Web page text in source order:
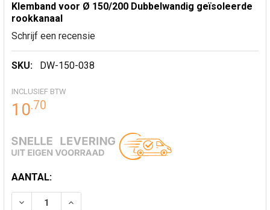
Klemband voor Ø 150/200 Dubbelwandig geïsoleerde
rookkanaal
Schrijf een recensie
SKU: DW-150-038
INCLUSIEF BTW
10.70
HUIDIGE
VOORRAAD:
AANTAL:
VERLAAG AANTAL VAN KLEMBAND VOOR Ø 150/200
VERHOOG AANTAL VAN KLEMBAND VOOR